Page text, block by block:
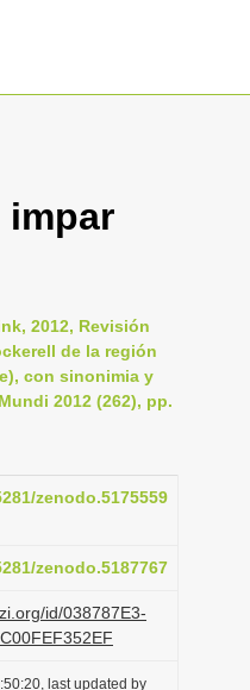
impar
2012, Revisión
de la región
con sinonimia y
2012 (262), pp.
zenodo.5175559
zenodo.5187767
id/038787E3-
last updated by